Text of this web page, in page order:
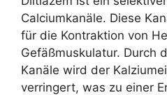
Calciumkanäle. Diese
für die Kontraktion von
Gefäßmuskulatur. Durch
Kanäle wird der
verringert, was zu einer